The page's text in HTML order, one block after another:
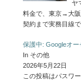
ヤ
料金で、東京→大阪
契約まで実務目線で
保護中: Googleオ
In その他
2026年5月22日
この投稿はパスワ